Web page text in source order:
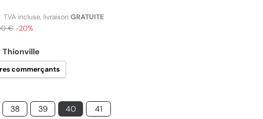
TVA incluse, livraison GRATUITE
€ −20%
Thionville
commerçants
38 39 40 41